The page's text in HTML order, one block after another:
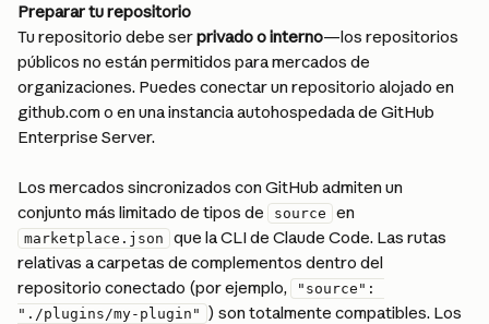
Preparar tu repositorio
Tu repositorio debe ser privado o interno—los repositorios
públicos no están permitidos para mercados de
organizaciones. Puedes conectar un repositorio alojado en
github.com o en una instancia autohospedada de GitHub
Enterprise Server.
Los mercados sincronizados con GitHub admiten un
conjunto más limitado de tipos de
source en
marketplace.json
que la CLI de Claude Code. Las rutas
relativas a carpetas de complementos dentro del
repositorio conectado (por ejemplo,
"source":
"./plugins/my-plugin" ) son totalmente compatibles. Los